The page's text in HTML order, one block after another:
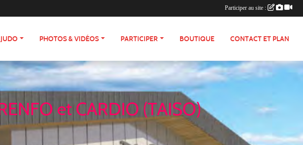
PHOTOS & VIDÉOS PARTICIPER BOUTIQUE CONTACT ET PLAN
et CARDIO (TAISO)
Participer au site :